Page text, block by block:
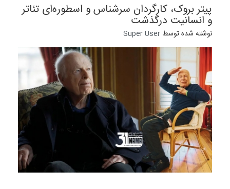
پیتر بروک، کارگردان سرشناس و اسطوره‌ای تئاتر
و انسانیت درگذشت
نوشته شده توسط Super User